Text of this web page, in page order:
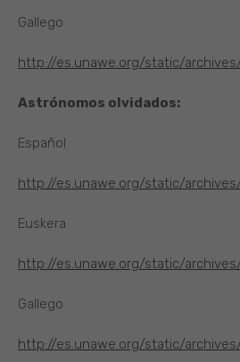
Gallego
http://es.unawe.org/static/
Astrónomos olvidados:
Español
http://es.unawe.org/static/
Euskera
http://es.unawe.org/static/
Gallego
http://es.unawe.org/static/